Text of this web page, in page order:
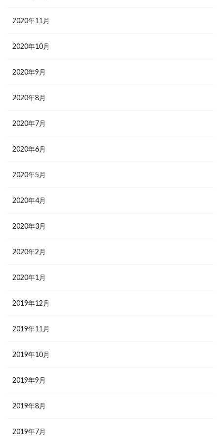
2020年11月
2020年10月
2020年9月
2020年8月
2020年7月
2020年6月
2020年5月
2020年4月
2020年3月
2020年2月
2020年1月
2019年12月
2019年11月
2019年10月
2019年9月
2019年8月
2019年7月